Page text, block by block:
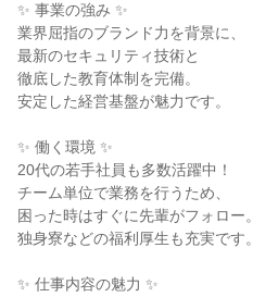
✨ 事業の強み ✨
業界屈指のブランド力を背景に、
最新のセキュリティ技術と
徹底した教育体制を完備。
安定した経営基盤が魅力です。
✨ 働く環境 ✨
20代の若手社員も多数活躍中！
チーム単位で業務を行うため、
困った時はすぐに先輩がフォロー。
独身寮などの福利厚生も充実です。
✨ 仕事内容の魅力 ✨